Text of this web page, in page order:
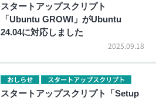
スタートアップスクリプト
「Ubuntu GROWI」がUbuntu
24.04に対応しました
2025.09.18
おしらせ スタートアップスクリプト
スタートアップスクリプト「Setup